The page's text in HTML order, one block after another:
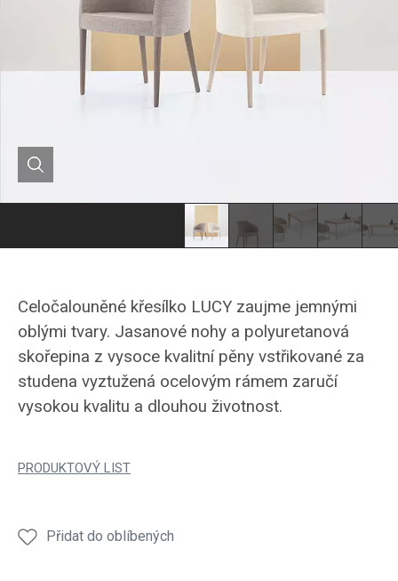
LUCY
LUCY
Celočalouněné křesílko LUCY zaujme jemnými
oblými tvary. Jasanové nohy a polyuretanová
skořepina z vysoce kvalitní pěny vstřikované za
studena vyztužená ocelovým rámem zaručí
vysokou kvalitu a dlouhou životnost.
PRODUKTOVÝ LIST
Přidat do oblíbených